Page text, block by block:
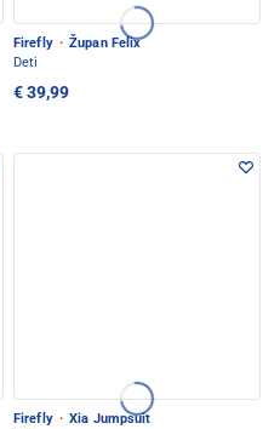
Firefly · Župan Felix
Deti
€ 39,99
Firefly · Xia Jumpsuit